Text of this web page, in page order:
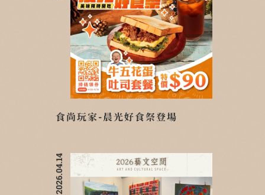
食尚玩家-晨光好食祭登場
2026.04.14